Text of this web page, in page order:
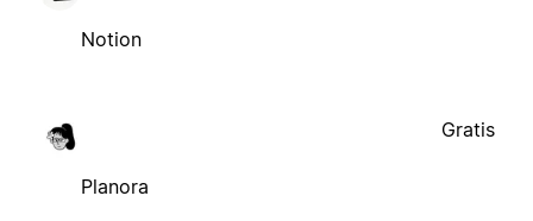
Notion
Planora
Gratis